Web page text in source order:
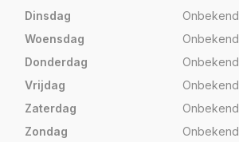
Dinsdag
Onbekend
Woensdag
Onbekend
Donderdag
Onbekend
Vrijdag
Onbekend
Zaterdag
Onbekend
Zondag
Onbekend